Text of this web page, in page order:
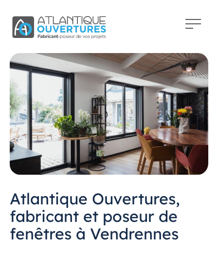
Atlantique Ouvertures,
fabricant et poseur de
fenêtres à Vendrennes